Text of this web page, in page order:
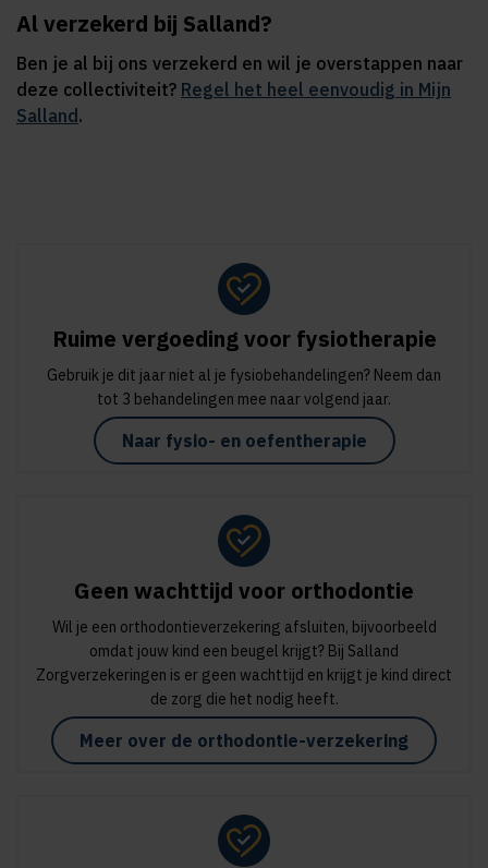
Al verzekerd bij Salland?
Ben je al bij ons verzekerd en wil je overstappen naar
deze collectiviteit? Regel het heel eenvoudig in Mijn
Salland .
Ruime vergoeding voor fysiotherapie
Gebruik je dit jaar niet al je fysiobehandelingen? Neem dan
tot 3 behandelingen mee naar volgend jaar.
Naar fysio- en oefentherapie
Geen wachttijd voor orthodontie
Wil je een orthodontieverzekering afsluiten, bijvoorbeeld
omdat jouw kind een beugel krijgt? Bij Salland
Zorgverzekeringen is er geen wachttijd en krijgt je kind direct
de zorg die het nodig heeft.
Meer over de orthodontie-verzekering